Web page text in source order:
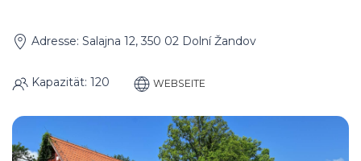
Adresse: Salajna 12, 350 02 Dolní Žandov
Kapazität: 120 WEBSEITE